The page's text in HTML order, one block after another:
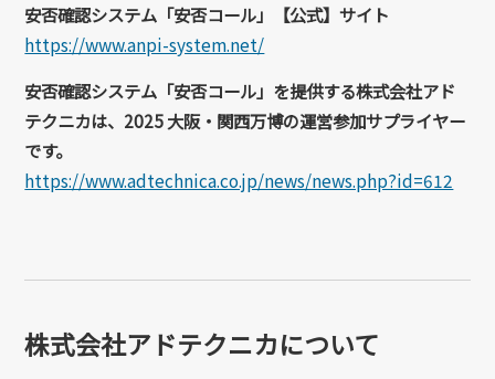
安否確認システム「安否コール」【公式】サイト
https://www.anpi-system.net/
安否確認システム「安否コール」を提供する株式会社アド
テクニカは、2025 大阪・関西万博の運営参加サプライヤー
です。
https://www.adtechnica.co.jp/news/news.php?id=612
株式会社アドテクニカについて